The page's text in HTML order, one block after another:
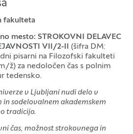
fakulteta
mesto: STROKOVNI DELAVEC
VII/2-II (šifra DM:
pisarni na Filozofski fakulteti
ž) za nedoločen čas s polnim
tedensko.
v Ljubljani nudi delo v
sodelovalnem akademskem
tradicijo.
čas, možnost strokovnega in